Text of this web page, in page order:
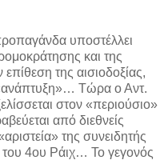
υποστέλλει
και της
επίθεση της αισιοδοξίας,
Τώρα ο Αντ.
στον «περιούσιο»
από διεθνείς
της συνειδητής
του 4ου Ράιχ… Το γεγονός